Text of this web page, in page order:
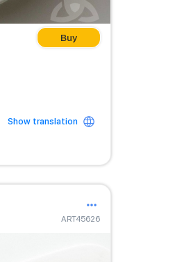
Buy
Show translation
ART45626